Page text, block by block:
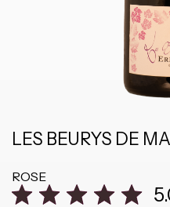
LES BEURYS DE
ROSE